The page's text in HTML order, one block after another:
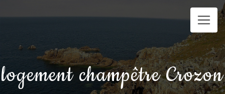
logement champêtre Crozon